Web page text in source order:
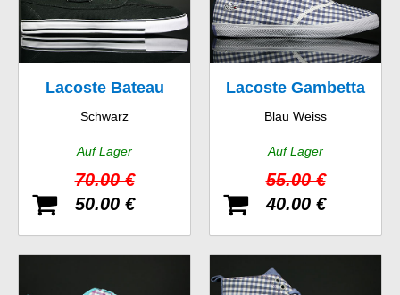
Lacoste Bateau
SRM CNV
Schwarz
Auf Lager
70.00 €
50.00 €
Lacoste Gambetta
GMP SPW
Blau Weiss
Auf Lager
55.00 €
40.00 €